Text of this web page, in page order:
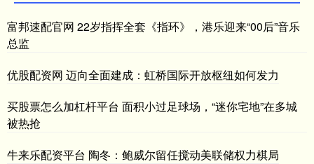
富邦速配官网 22岁指挥全套《指环》，港乐迎来“00后”音乐
总监
优股配资网 迈向全面建成：虹桥国际开放枢纽如何发力
买股票怎么加杠杆平台 面积小过足球场，“迷你宅地”在多城
被热抢
牛来乐配资平台 陶冬：鲍威尔留任搅动美联储权力棋局